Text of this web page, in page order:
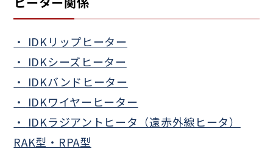
IDKリップヒーター
IDKシーズヒーター
IDKバンドヒーター
IDKワイヤーヒーター
IDKラジアントヒータ（遠赤外線ヒータ）
RAK型・RPA型